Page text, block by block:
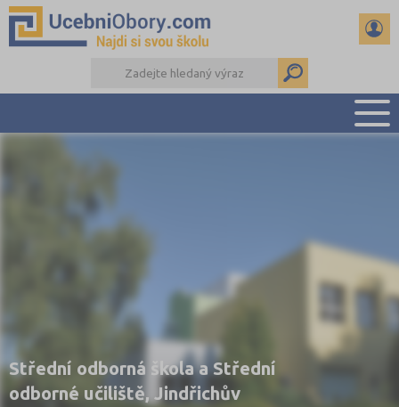
REFERÁTY
DALŠÍ DRUHY ŠKOL
Střední odborná škola a Střední
odborné učiliště, Jindřichův